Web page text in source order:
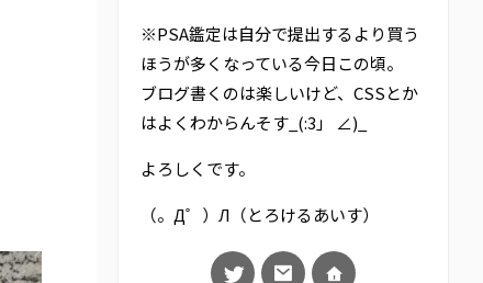
※PSA鑑定は自分で提出するより買う
ほうが多くなっている今日この頃。
ブログ書くのは楽しいけど、CSSとか
はよくわからんそす_(:3」 ∠)_
よろしくです。
（。Д゜）Л（とろけるあいす）